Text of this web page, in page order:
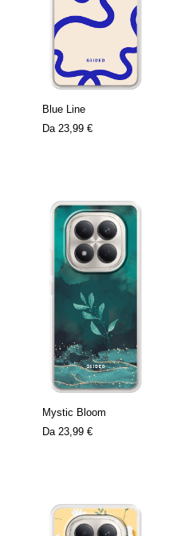
Blue Line
Da 23,99 €
Mystic Bloom
Da 23,99 €